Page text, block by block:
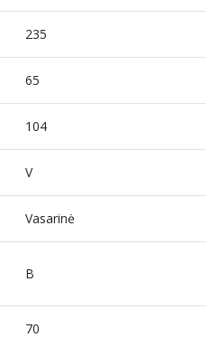
235
65
104
V
Vasarinė
B
70